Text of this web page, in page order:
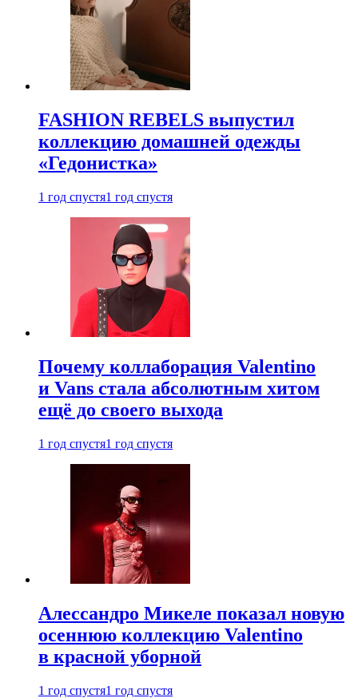
FASHION REBELS выпустил
коллекцию домашней одежды
«Гедонистка»
1 год спустя1 год спустя
Почему коллаборация Valentino
и Vans стала абсолютным хитом
ещё до своего выхода
1 год спустя1 год спустя
Алессандро Микеле показал новую
осеннюю коллекцию Valentino
в красной уборной
1 год спустя1 год спустя